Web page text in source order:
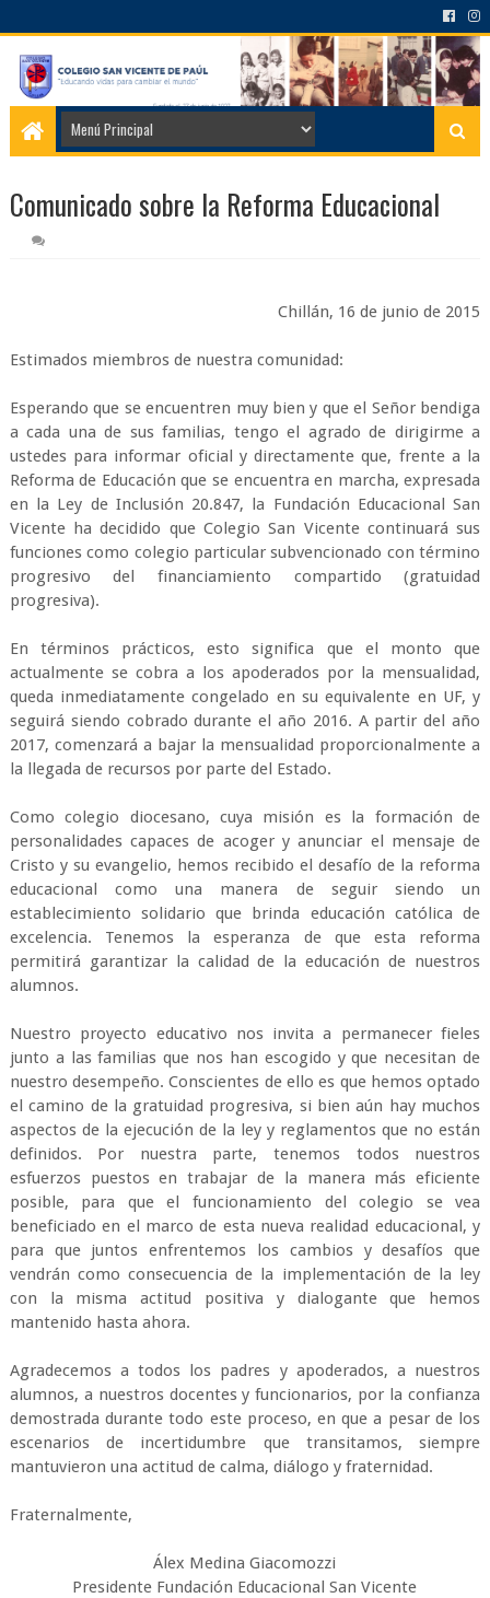
Comunicado sobre la Reforma Educacional
Chillán, 16 de junio de 2015
Estimados miembros de nuestra comunidad:
Esperando que se encuentren muy bien y que el Señor bendiga
a cada una de sus familias, tengo el agrado de dirigirme a
ustedes para informar oficial y directamente que, frente a la
Reforma de Educación que se encuentra en marcha, expresada
en la Ley de Inclusión 20.847, la Fundación Educacional San
Vicente ha decidido que Colegio San Vicente continuará sus
funciones como colegio particular subvencionado con término
progresivo del financiamiento compartido (gratuidad
progresiva).
En términos prácticos, esto significa que el monto que
actualmente se cobra a los apoderados por la mensualidad,
queda inmediatamente congelado en su equivalente en UF, y
seguirá siendo cobrado durante el año 2016. A partir del año
2017, comenzará a bajar la mensualidad proporcionalmente a
la llegada de recursos por parte del Estado.
Como colegio diocesano, cuya misión es la formación de
personalidades capaces de acoger y anunciar el mensaje de
Cristo y su evangelio, hemos recibido el desafío de la reforma
educacional como una manera de seguir siendo un
establecimiento solidario que brinda educación católica de
excelencia. Tenemos la esperanza de que esta reforma
permitirá garantizar la calidad de la educación de nuestros
alumnos.
Nuestro proyecto educativo nos invita a permanecer fieles
junto a las familias que nos han escogido y que necesitan de
nuestro desempeño. Conscientes de ello es que hemos optado
el camino de la gratuidad progresiva, si bien aún hay muchos
aspectos de la ejecución de la ley y reglamentos que no están
definidos. Por nuestra parte, tenemos todos nuestros
esfuerzos puestos en trabajar de la manera más eficiente
posible, para que el funcionamiento del colegio se vea
beneficiado en el marco de esta nueva realidad educacional, y
para que juntos enfrentemos los cambios y desafíos que
vendrán como consecuencia de la implementación de la ley
con la misma actitud positiva y dialogante que hemos
mantenido hasta ahora.
Agradecemos a todos los padres y apoderados, a nuestros
alumnos, a nuestros docentes y funcionarios, por la confianza
demostrada durante todo este proceso, en que a pesar de los
escenarios de incertidumbre que transitamos, siempre
mantuvieron una actitud de calma, diálogo y fraternidad.
Fraternalmente,
Álex Medina Giacomozzi
Presidente Fundación Educacional San Vicente